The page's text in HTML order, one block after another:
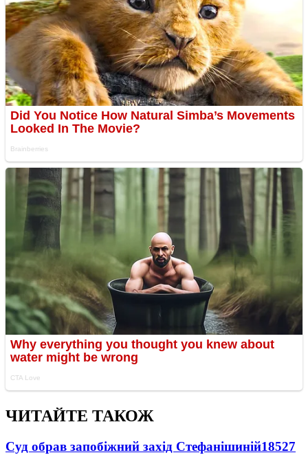
ЧИТАЙТЕ ТАКОЖ
Суд обрав запобіжний захід Стефанішиній18527